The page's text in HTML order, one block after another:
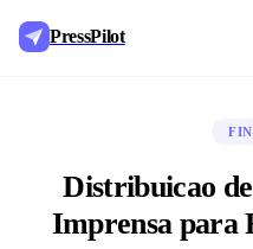
PressPilot
Distribuicao
Imprensa para